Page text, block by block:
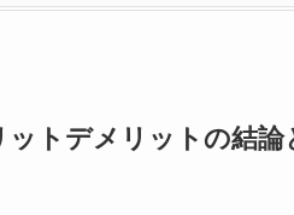
トデメリットの結